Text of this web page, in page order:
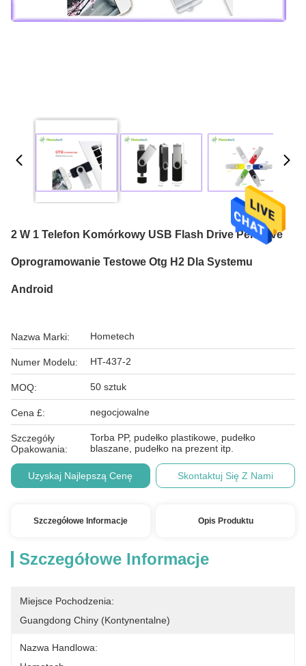
2 W 1 Telefon Komórkowy USB Flash Drive Pendrive
Oprogramowanie Testowe Otg H2 Dla Systemu
Android
Nazwa Marki: Hometech
Numer Modelu: HT-437-2
MOQ: 50 sztuk
Cena £: negocjowalne
Szczegóły
Opakowania:
Torba PP, pudełko plastikowe, pudełko
blaszane, pudełko na prezent itp.
Uzyskaj Najlepszą Cenę Skontaktuj Się Z Nami
Szczegółowe Informacje Opis Produktu
Szczegółowe Informacje
Miejsce Pochodzenia:
Guangdong Chiny (kontynentalne)
Nazwa Handlowa: